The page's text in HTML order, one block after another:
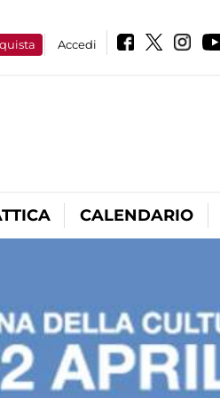
Accedi
CALENDARIO